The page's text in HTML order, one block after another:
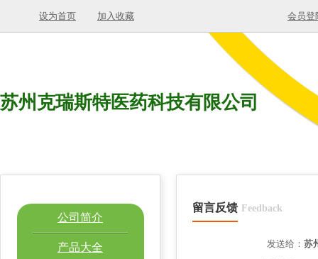
设为首页 加入收藏 会员登
苏州克瑞斯特医药科技有限公司
公司简介
产品大全
留言反馈 Feedback
发送给： 苏